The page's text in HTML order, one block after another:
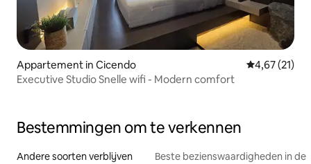
Appartement in Cicendo Gemiddelde
4,67 (21)
Executive Studio Snelle wifi - Modern comfort
Bestemmingen om te verkennen
Andere soorten verblijven Beste bezienswaardigheden in de